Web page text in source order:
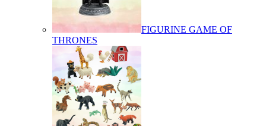
FIGURINE GAME OF
THRONES